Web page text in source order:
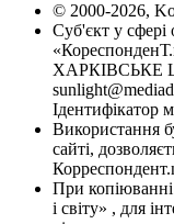
© 2000-2026,
Суб'єкт у сфері
ХАРКІВСЬКЕ
Ідентифікатор
Використання
сайті,
При копіюванні
і світу» , для